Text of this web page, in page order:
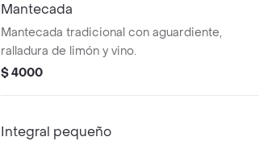
Mantecada
Mantecada tradicional con aguardiente,
ralladura de limón y vino.
$ 4000
Integral pequeño